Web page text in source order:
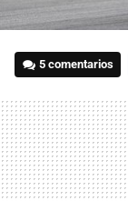
5 comentarios